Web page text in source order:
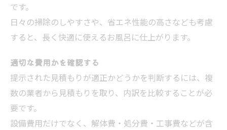
です。
日々の掃除のしやすさや、省エネ性能の高さなども考慮
すると、長く快適に使えるお風呂に仕上がります。
適切な費用かを確認する
提示された見積もりが適正かどうかを判断するには、複
数の業者から見積もりを取り、内訳を比較することが必
要です。
設備費用だけでなく、解体費・処分費・工事費などが含